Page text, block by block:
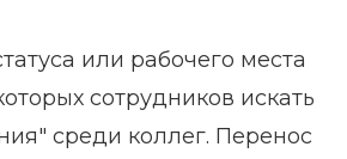
или рабочего места
сотрудников искать
среди коллег. Перенос